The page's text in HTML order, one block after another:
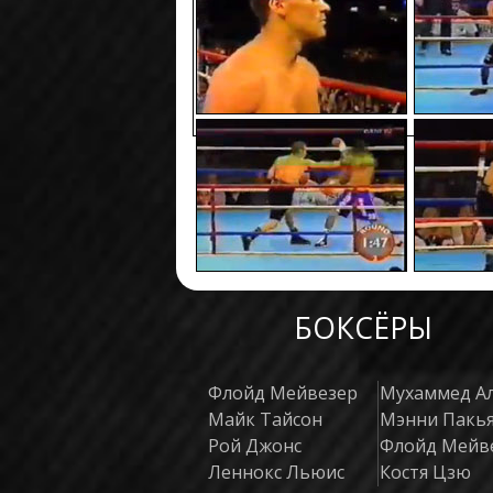
БОКСЁРЫ
Флойд Мейвезер
Майк Тайсон
Рой Джонс
Леннокс Льюис
Мухаммед
Мэнни
Флойд
Костя Цзю